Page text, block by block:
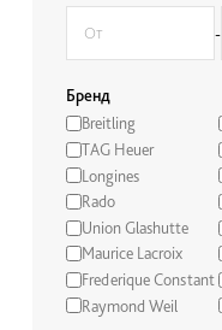
-
Бренд
Breitling
TAG Heuer
Longines
Rado
Union Glashutte
Maurice Lacroix
Frederique Constant
Raymond Weil